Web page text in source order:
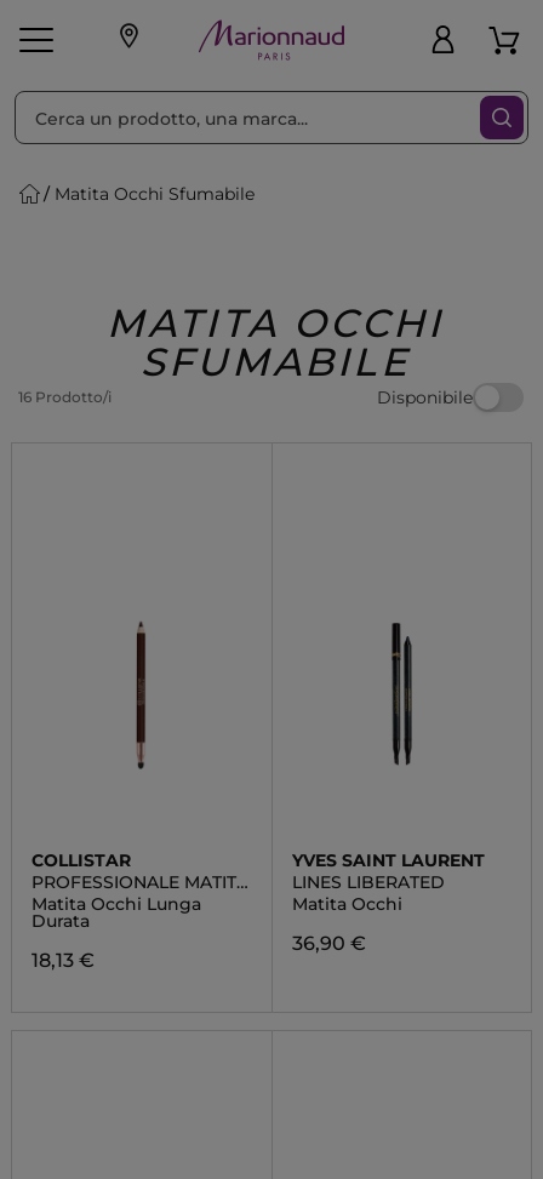
Make-up Profumi
Regalo
Matita Occhi Sfumabile
MATITA OCCHI
SFUMABILE
16 Prodotto/i Disponibile
Ordina per Filtra
COLLISTAR
PROFESSIONALE MATITA
OCCHI
Matita Occhi Lunga
Durata
18,13 €
YVES SAINT LAURENT
LINES LIBERATED
Matita Occhi
36,90 €